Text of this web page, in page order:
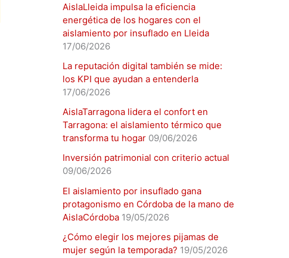
AislaLleida impulsa la eficiencia
energética de los hogares con el
aislamiento por insuflado en Lleida
17/06/2026
La reputación digital también se mide:
los KPI que ayudan a entenderla
17/06/2026
AislaTarragona lidera el confort en
Tarragona: el aislamiento térmico que
transforma tu hogar 09/06/2026
Inversión patrimonial con criterio actual
09/06/2026
El aislamiento por insuflado gana
protagonismo en Córdoba de la mano de
AislaCórdoba 19/05/2026
¿Cómo elegir los mejores pijamas de
mujer según la temporada? 19/05/2026